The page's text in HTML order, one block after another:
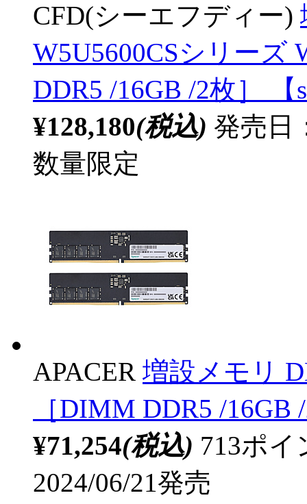
CFD(シーエフディー)
W5U5600CSシリーズ
DDR5 /16GB /2枚］ 【
¥128,180(税込) 発売日
数量限定
APACER 増設メモリ
［DIMM DDR5 /16GB
¥71,254(税込) 713ポ
2024/06/21発売